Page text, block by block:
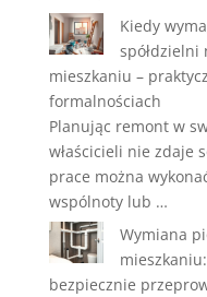
Kiedy
mieszkaniu –
formalnościach
Planując remont w
właścicieli nie zdaje
prace można
wspólnoty lub …
Wymiana
bezpiecznie